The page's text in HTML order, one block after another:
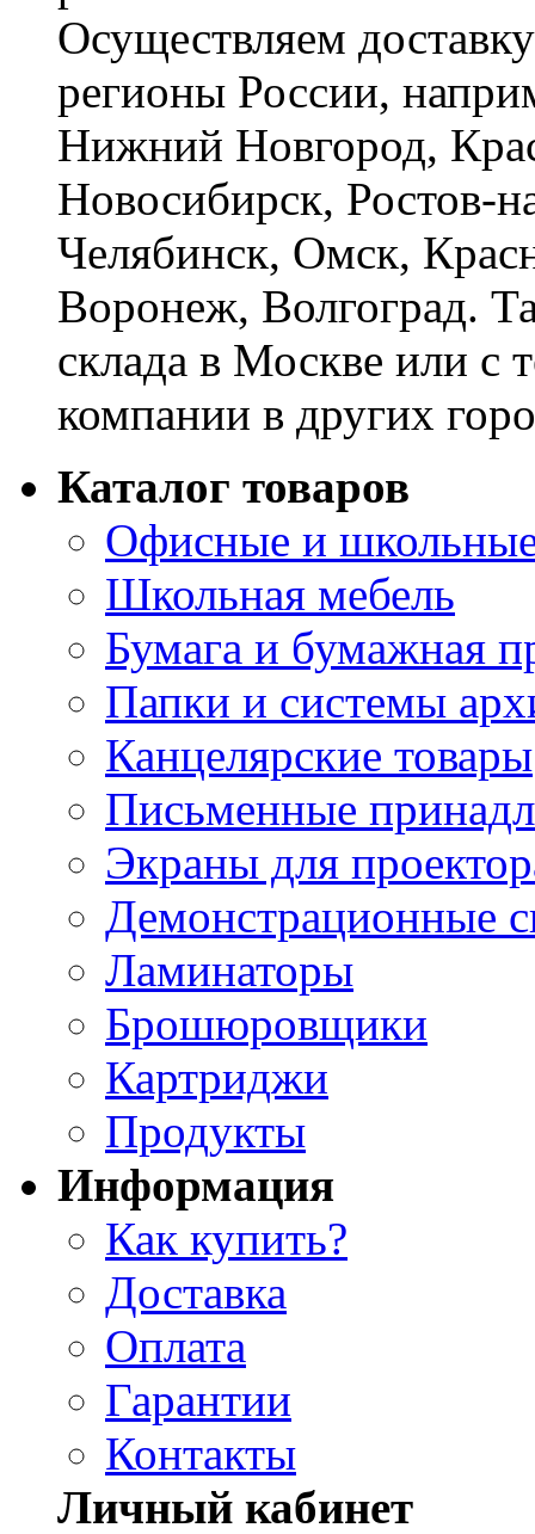
Осуществляем
регионы России,
Нижний Новгород,
Новосибирск, Ростов-
Челябинск, Омск,
Воронеж, Волгоград.
склада в Москве или с
компании в других
Каталог товаров
Офисные и
Школьная мебель
Бумага и бумажная
Папки и системы
Канцелярские товары
Письменные
Экраны для
Демонстрационные
Ламинаторы
Брошюровщики
Картриджи
Продукты
Информация
Как купить?
Доставка
Оплата
Гарантии
Контакты
Личный кабинет